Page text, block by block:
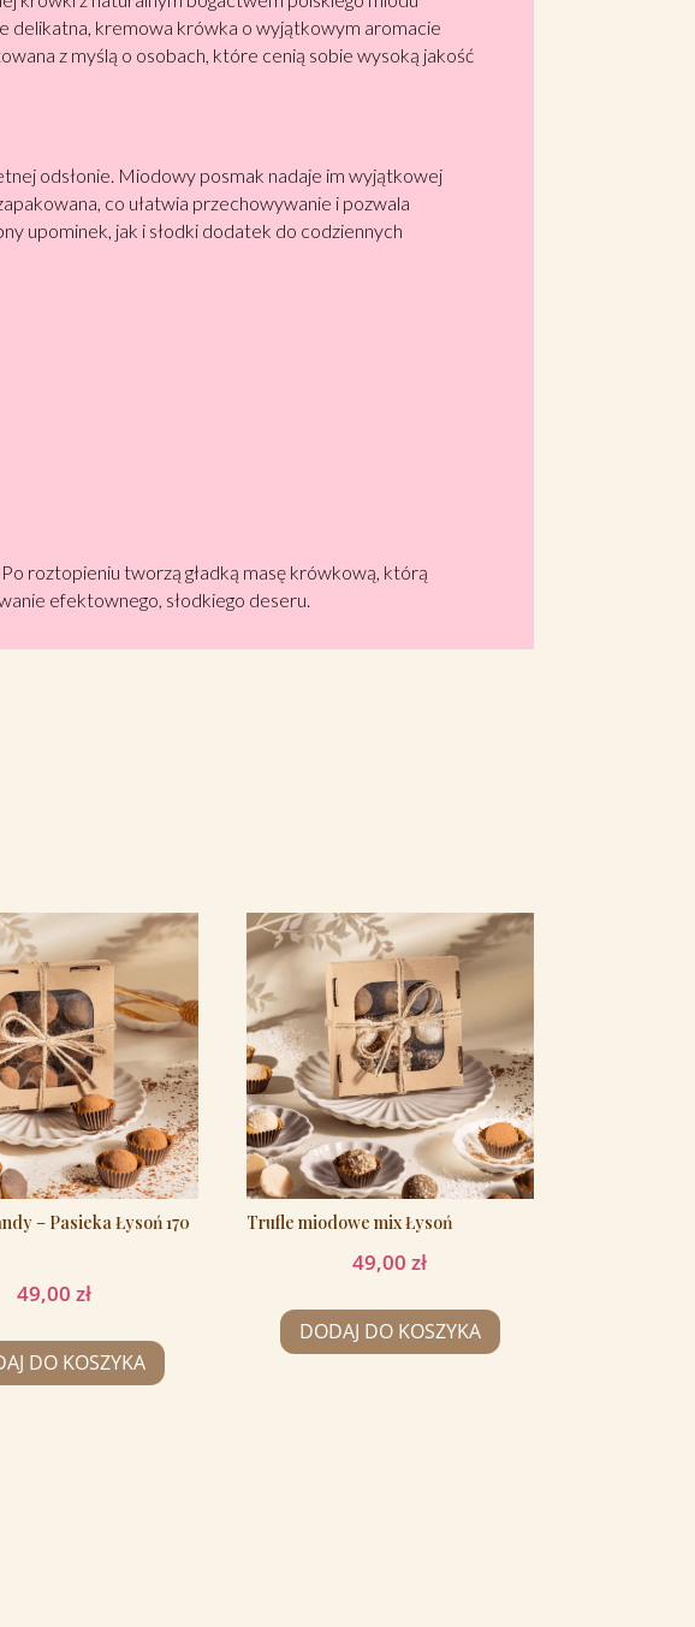
delikatna, kremowa krówka o wyjątkowym aromacie
z myślą o osobach, które cenią sobie wysoką jakość
odsłonie. Miodowy posmak nadaje im wyjątkowej
co ułatwia przechowywanie i pozwala
upominek, jak i słodki dodatek do codziennych
roztopieniu tworzą gładką masę krówkową, którą
efektownego, słodkiego deseru.
– Pasieka Łysoń 170
49,00zł
DO KOSZYKA
Trufle miodowe mix Łysoń
49,00zł
DODAJ DO KOSZYKA